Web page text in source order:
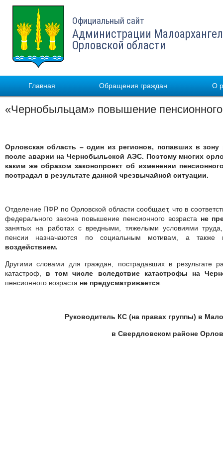
Официальный сайт
Администрации
Орловской области
Главная Обращения граждан О
«Чернобыльцам» повышение пенсионного
Орловская область – один из регионов, попавших в зону
после аварии на Чернобыльской АЭС. Поэтому многих
каким же образом законопроект об изменении
пострадал в результате данной чрезвычайной ситуации.
Отделение ПФР по Орловской области сообщает, что в
федерального закона повышение пенсионного возраста не
занятых на работах с вредными, тяжелыми условиями
пенсии назначаются по социальным мотивам, а также
воздействием.
Другими словами для граждан, пострадавших в результате
катастроф,
в том числе вследствие катастрофы на
пенсионного возраста не предусматривается
Руководитель КС (на правах группы) в
в Свердловском районе